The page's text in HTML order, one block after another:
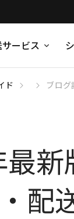
ービス
ド ブログ
最
配